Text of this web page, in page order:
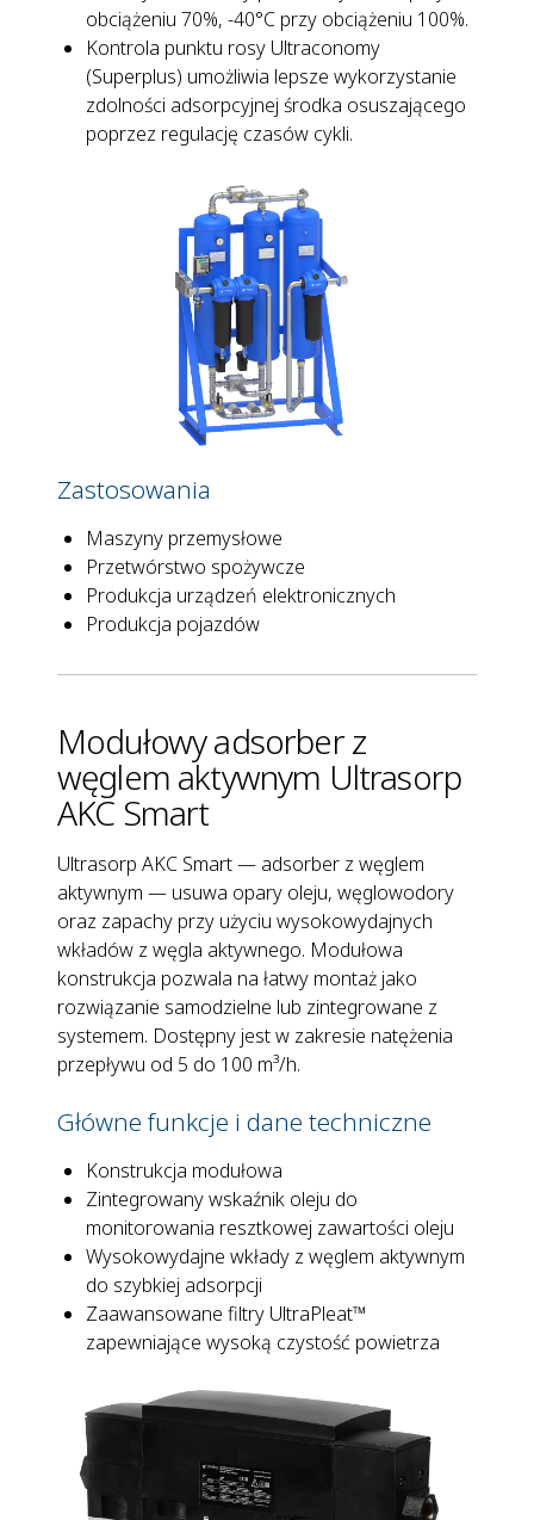
obciążeniu 70%, -40°C przy obciążeniu 100%.
Kontrola punktu rosy Ultraconomy
(Superplus) umożliwia lepsze wykorzystanie
zdolności adsorpcyjnej środka osuszającego
poprzez regulację czasów cykli.
Zastosowania
Maszyny przemysłowe
Przetwórstwo spożywcze
Produkcja urządzeń elektronicznych
Produkcja pojazdów
Modułowy adsorber z
węglem aktywnym Ultrasorp
AKC Smart
Ultrasorp AKC Smart — adsorber z węglem
aktywnym — usuwa opary oleju, węglowodory
oraz zapachy przy użyciu wysokowydajnych
wkładów z węgla aktywnego. Modułowa
konstrukcja pozwala na łatwy montaż jako
rozwiązanie samodzielne lub zintegrowane z
systemem. Dostępny jest w zakresie natężenia
przepływu od 5 do 100 m³/h.
Główne funkcje i dane techniczne
Konstrukcja modułowa
Zintegrowany wskaźnik oleju do
monitorowania resztkowej zawartości oleju
Wysokowydajne wkłady z węglem aktywnym
do szybkiej adsorpcji
Zaawansowane filtry UltraPleat™
zapewniające wysoką czystość powietrza